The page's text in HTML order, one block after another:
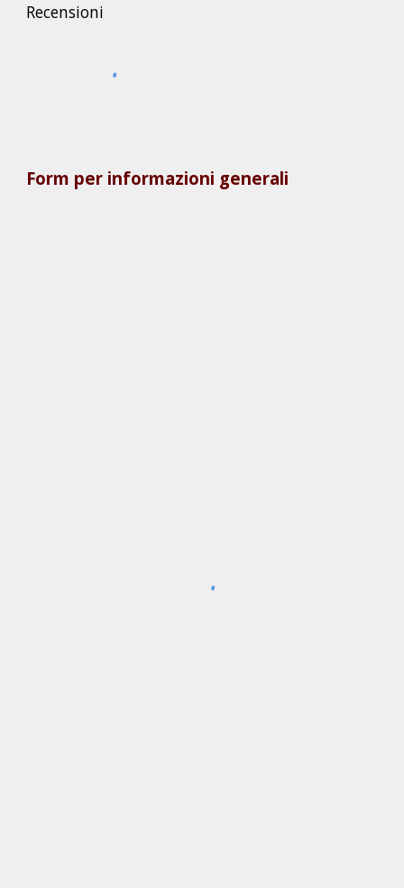
Recensioni
Form per informazioni generali